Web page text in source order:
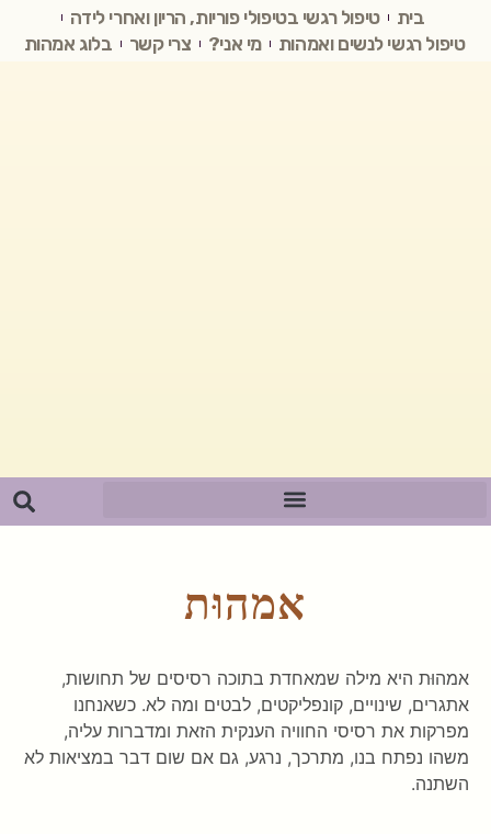
בית
טיפול רגשי בטיפולי פוריות, הריון ואחרי לידה
טיפול רגשי לנשים ואמהות
מי אני? צרי קשר בלוג אמהות
אמהוּת
אמהוּת היא מילה שמאחדת בתוכה רסיסים של תחושות,
אתגרים, שינויים, קונפליקטים, לבטים ומה לא. כשאנחנו
מפרקות את רסיסי החוויה הענקית הזאת ומדברות עליה,
משהו נפתח בנו, מתרכך, נרגע, גם אם שום דבר במציאות לא
השתנה.